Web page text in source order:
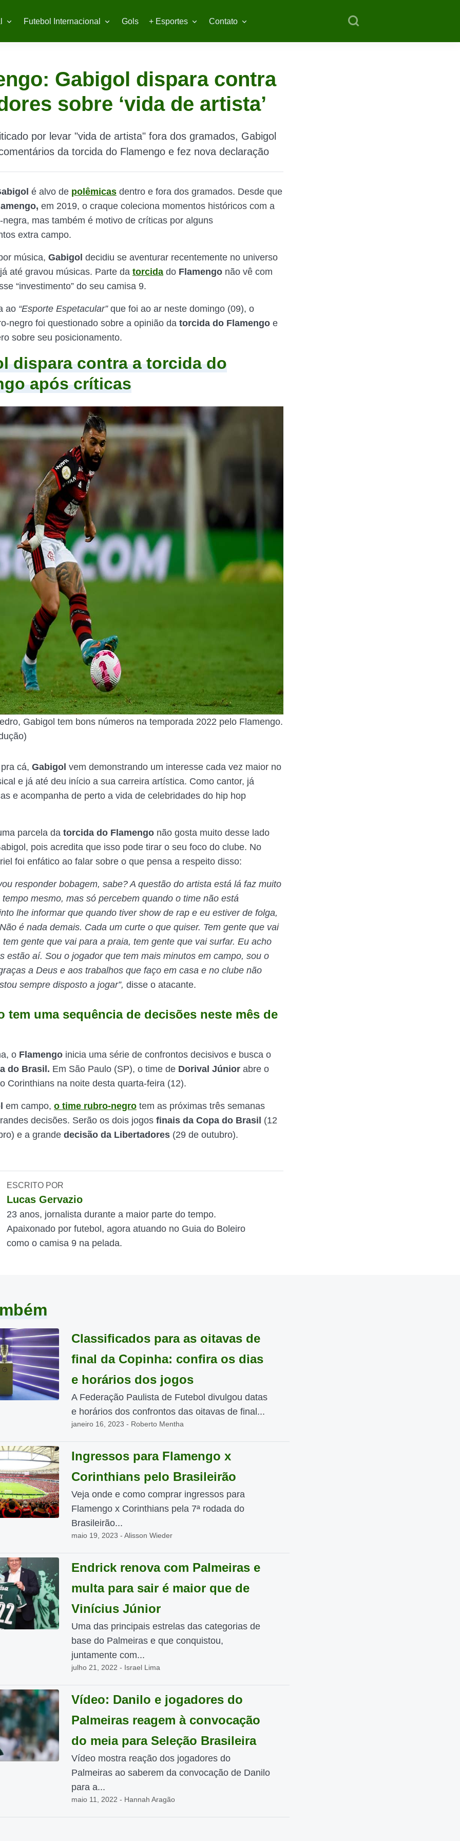
Futebol Internacional Gols + Esportes Contato
Gabigol dispara contra
sobre ‘vida de artista’
por levar "vida de artista" fora dos gramados, Gabigol
da torcida do Flamengo e fez nova declaração
é alvo de polêmicas dentro e fora dos gramados. Desde que
em 2019, o craque coleciona momentos históricos com a
negra, mas também é motivo de críticas por alguns
extra campo.
música, Gabigol decidiu se aventurar recentemente no universo
até gravou músicas. Parte da torcida do Flamengo não vê com
“investimento” do seu camisa 9.
ao “Esporte Espetacular”que foi ao ar neste domingo (09), o
negro foi questionado sobre a opinião da torcida do Flamengo e
sobre seu posicionamento.
dispara contra a torcida do
após críticas
Gabigol tem bons números na temporada 2022 pelo Flamengo.
cá, Gabigol vem demonstrando um interesse cada vez maior no
e já até deu início a sua carreira artística. Como cantor, já
e acompanha de perto a vida de celebridades do hip hop
parcela da torcida do Flamengo não gosta muito desse lado
pois acredita que isso pode tirar o seu foco do clube. No
foi enfático ao falar sobre o que pensa a respeito disso:
responder bobagem, sabe? A questão do artista está lá faz muito
mesmo, mas só percebem quando o time não está
lhe informar que quando tiver show de rap e eu estiver de folga,
é nada demais. Cada um curte o que quiser. Tem gente que vai
tem gente que vai para a praia, tem gente que vai surfar. Eu acho
estão aí. Sou o jogador que tem mais minutos em campo, sou o
a Deus e aos trabalhos que faço em casa e no clube não
sempre disposto a jogar”, disse o atacante.
tem uma sequência de decisões neste mês de
o Flamengo inicia uma série de confrontos decisivos e busca o
do Brasil. Em São Paulo (SP), o time de Dorival Júnior abre o
Corinthians na noite desta quarta-feira (12).
em campo, o time rubro-negro tem as próximas três semanas
decisões. Serão os dois jogos finais da Copa do Brasil (12
e a grande decisão da Libertadores (29 de outubro).
ESCRITO POR
Lucas Gervazio
23 anos, jornalista durante a maior parte do tempo.
Apaixonado por futebol, agora atuando no Guia do Boleiro
como o camisa 9 na pelada.
Classificados para as oitavas de
final da Copinha: confira os dias
e horários dos jogos
A Federação Paulista de Futebol divulgou datas
e horários dos confrontos das oitavas de final...
janeiro 16, 2023 - Roberto Mentha
Ingressos para Flamengo x
Corinthians pelo Brasileirão
Veja onde e como comprar ingressos para
Flamengo x Corinthians pela 7ª rodada do
Brasileirão...
maio 19, 2023 - Alisson Wieder
Endrick renova com Palmeiras e
multa para sair é maior que de
Vinícius Júnior
Uma das principais estrelas das categorias de
base do Palmeiras e que conquistou,
juntamente com...
julho 21, 2022 - Israel Lima
Vídeo: Danilo e jogadores do
Palmeiras reagem à convocação
do meia para Seleção Brasileira
Vídeo mostra reação dos jogadores do
Palmeiras ao saberem da convocação de Danilo
para a...
maio 11, 2022 - Hannah Aragão